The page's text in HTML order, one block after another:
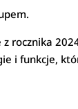
i funkcje,